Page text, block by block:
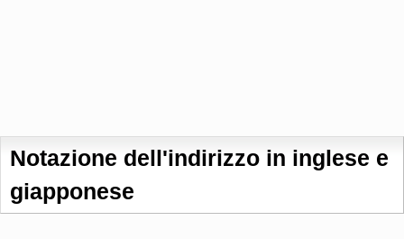
Notazione dell'indirizzo in inglese e
giapponese